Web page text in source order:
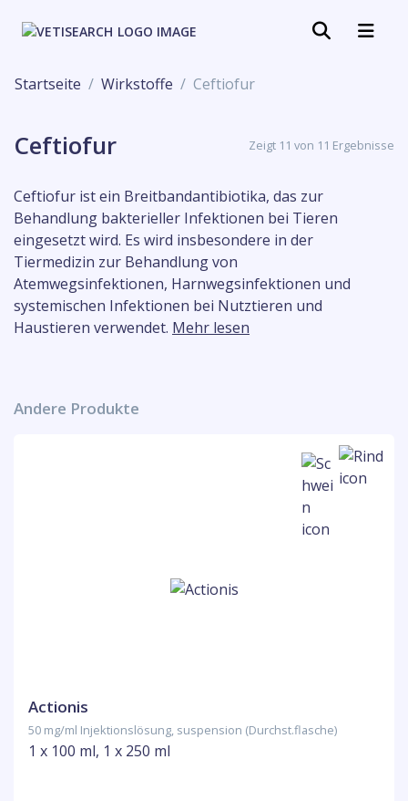
Startseite Wirkstoffe Ceftiofur
Ceftiofur Zeigt 11 von 11 Ergebnisse
Ceftiofur ist ein Breitbandantibiotika, das zur
Behandlung bakterieller Infektionen bei Tieren
eingesetzt wird. Es wird insbesondere in der
Tiermedizin zur Behandlung von
Atemwegsinfektionen, Harnwegsinfektionen und
systemischen Infektionen bei Nutztieren und
Haustieren verwendet. Mehr lesen
Andere Produkte
Actionis
50 mg/ml Injektionslösung, suspension (Durchst.flasche)
1 x 100 ml, 1 x 250 ml